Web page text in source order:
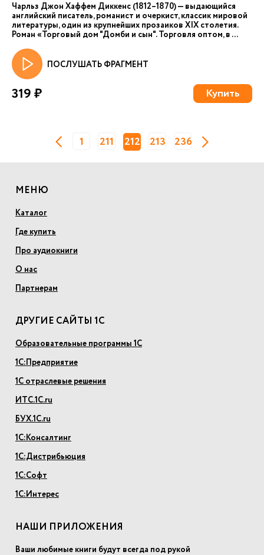
Чарльз Джон Хаффем Диккенс (1812–1870) — выдающийся
английский писатель, романист и очеркист, классик мировой
литературы, один из крупнейших прозаиков XIX столетия.
Роман «Торговый дом "Домби и сын". Торговля оптом, в ...
ПОСЛУШАТЬ ФРАГМЕНТ
319 ₽ Купить
1 211 212 213 236
МЕНЮ
Каталог
Где купить
Про аудиокниги
О нас
Партнерам
ДРУГИЕ САЙТЫ 1С
Образовательные программы 1С
1С:Предприятие
1С отраслевые решения
ИТС.1С.ru
БУХ.1С.ru
1С:Консалтинг
1С:Дистрибьюция
1С:Софт
1С:Интерес
НАШИ ПРИЛОЖЕНИЯ
Ваши любимые книги будут всегда под рукой